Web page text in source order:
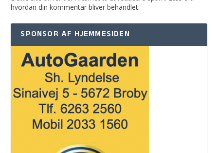
hvordan din kommentar bliver behandlet.
SPONSOR AF HJEMMESIDEN